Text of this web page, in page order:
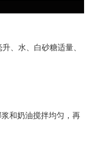
、水、白砂糖适量、
和奶油搅拌均匀，再